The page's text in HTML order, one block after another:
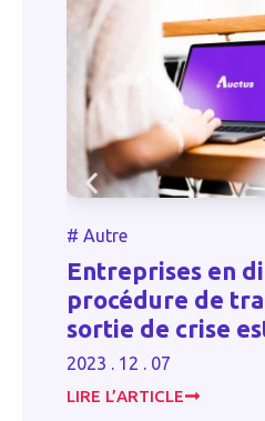
# Autre
Entreprises en
procédure de
sortie de crise
2023 . 12 . 07
LIRE L’ARTICLE